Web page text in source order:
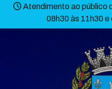
Atendimento ao público
08h30 às 11h30